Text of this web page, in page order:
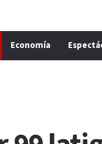
Economía